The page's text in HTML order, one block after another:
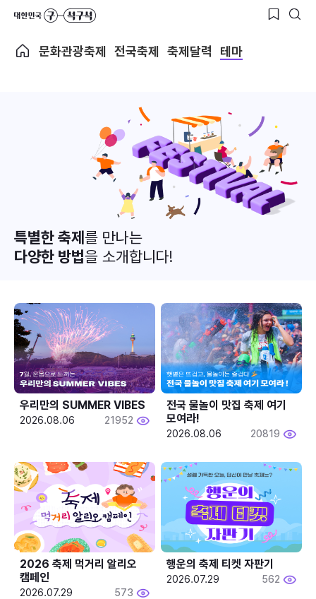
문화관광축제 전국축제 축제달력 테마
특별한 축제를 만나는
다양한 방법을 소개합니다!
우리만의 SUMMER VIBES
2026.08.06 21952
전국 물놀이 맛집 축제 여기
모여라!
2026.08.06 20819
2026 축제 먹거리 알리오
캠페인
2026.07.29 573
행운의 축제 티켓 자판기
2026.07.29 562